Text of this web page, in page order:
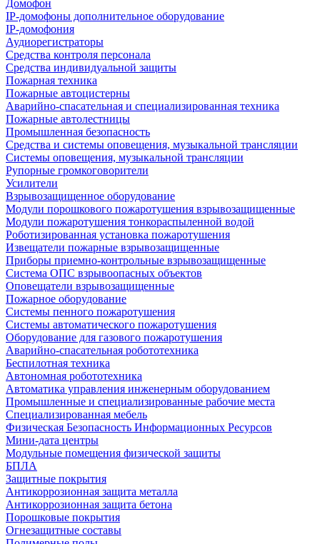
Домофон
IP-домофоны дополнительное оборудование
IP-домофония
Аудиорегистраторы
Средства контроля персонала
Средства индивидуальной защиты
Пожарная техника
Пожарные автоцистерны
Аварийно-спасательная и специализированная техника
Пожарные автолестницы
Промышленная безопасность
Средства и системы оповещения, музыкальной трансляции
Системы оповещения, музыкальной трансляции
Рупорные громкоговорители
Усилители
Взрывозащищенное оборудование
Модули порошкового пожаротушения взрывозащищенные
Модули пожаротушения тонкораспыленной водой
Роботизированная установка пожаротушения
Извещатели пожарные взрывозащищенные
Приборы приемно-контрольные взрывозащищенные
Система ОПС взрывоопасных объектов
Оповещатели взрывозащищенные
Пожарное оборудование
Системы пенного пожаротушения
Системы автоматического пожаротушения
Оборудование для газового пожаротушения
Аварийно-спасательная робототехника
Беспилотная техника
Автономная робототехника
Автоматика управления инженерным оборудованием
Промышленные и специализированные рабочие места
Специализированная мебель
Физическая Безопасность Информационных Ресурсов
Мини-дата центры
Модульные помещения физической защиты
БПЛА
Защитные покрытия
Антикоррозионная защита металла
Антикоррозионная защита бетона
Порошковые покрытия
Огнезащитные составы